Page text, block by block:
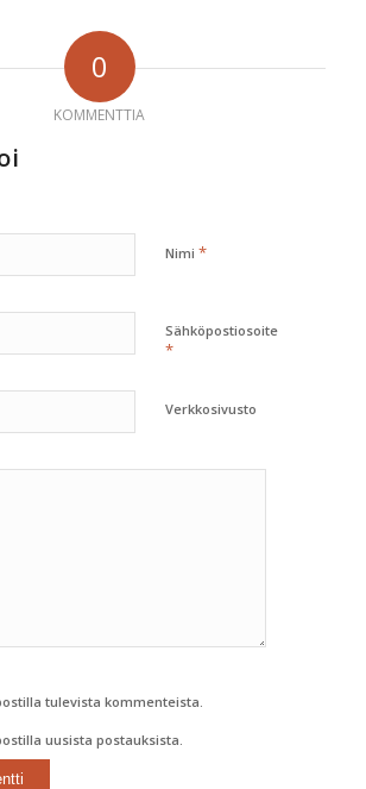
0
KOMMENTTIA
Nimi *
Sähköpostiosoite
*
Verkkosivusto
tulevista kommenteista.
uusista postauksista.